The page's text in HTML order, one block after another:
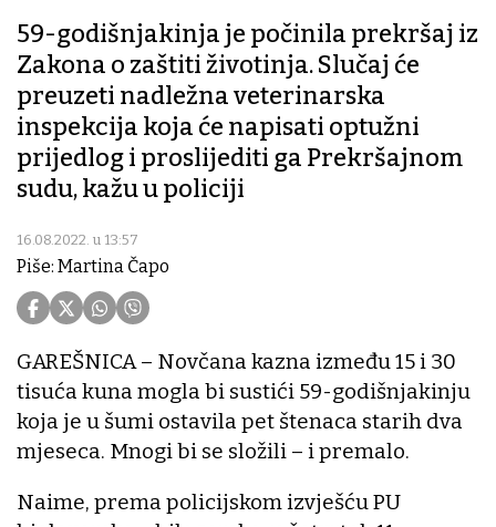
59-godišnjakinja je počinila prekršaj iz
Zakona o zaštiti životinja. Slučaj će
preuzeti nadležna veterinarska
inspekcija koja će napisati optužni
prijedlog i proslijediti ga Prekršajnom
sudu, kažu u policiji
16.08.2022. u 13:57
Piše: Martina Čapo
GAREŠNICA – Novčana kazna između 15 i 30
tisuća kuna mogla bi sustići 59-godišnjakinju
koja je u šumi ostavila pet štenaca starih dva
mjeseca. Mnogi bi se složili – i premalo.
Naime, prema policijskom izvješću PU